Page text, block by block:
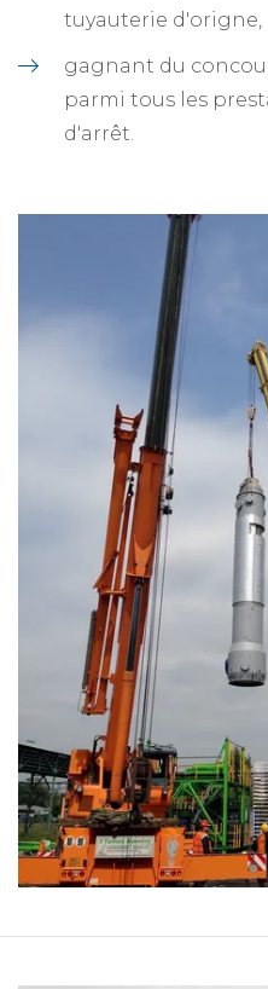
tuyauterie d'origne,
gagnant du
parmi tous les
d'arrêt.